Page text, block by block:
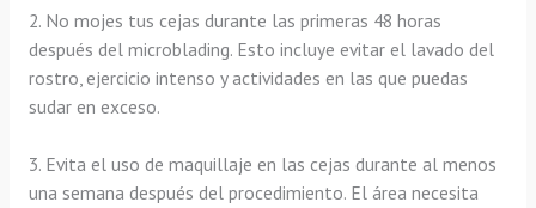
2. No mojes tus cejas durante las primeras 48 horas
después del microblading. Esto incluye evitar el lavado del
rostro, ejercicio intenso y actividades en las que puedas
sudar en exceso.
3. Evita el uso de maquillaje en las cejas durante al menos
una semana después del procedimiento. El área necesita